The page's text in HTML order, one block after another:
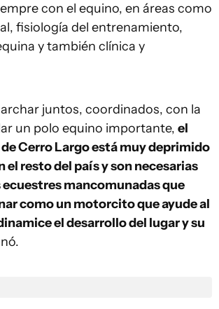
con el equino, en áreas como
fisiología del entrenamiento,
y también clínica y
juntos, coordinados, con la
un polo equino importante, el
Cerro Largo está muy deprimido
el resto del país y son necesarias
mancomunadas que
como un motorcito que ayude al
el desarrollo del lugar y su